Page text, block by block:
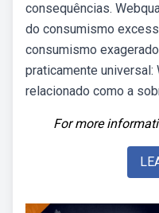
consequências.
do consumismo
consumismo
praticamente universal:
relacionado como a
For more